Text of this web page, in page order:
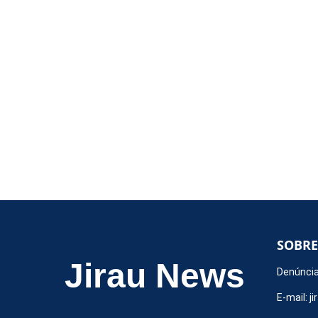
Jirau News
SOBRE
E-mail: